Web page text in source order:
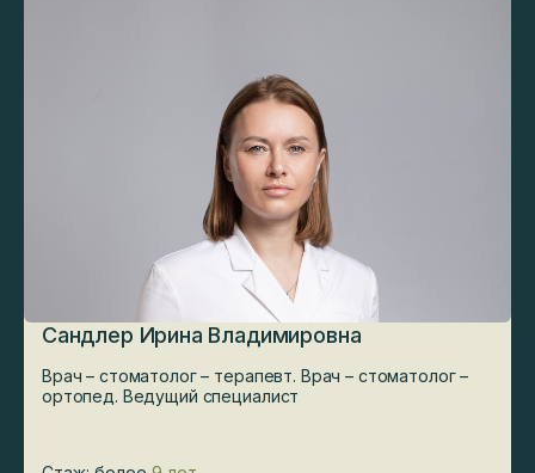
Сандлер Ирина Владимировна
Врач – стоматолог – терапевт. Врач – стоматолог –
ортопед. Ведущий специалист